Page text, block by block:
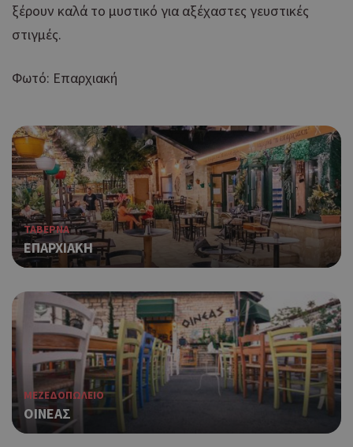
ξέρουν καλά το μυστικό για αξέχαστες γευστικές
στιγμές.
Φωτό: Επαρχιακή
ΤΑΒΕΡΝΑ
ΕΠΑΡΧΙΑΚΗ
ΜΕΖΕΔΟΠΩΛΕΙΟ
ΟΙΝΕΑΣ